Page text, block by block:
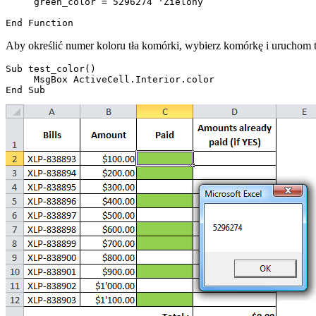
Aby określić numer koloru tła komórki, wybierz komórkę i uruchom
Sub test_color()
     MsgBox ActiveCell.Interior.color